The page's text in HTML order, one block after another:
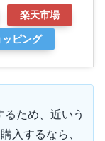
楽天市場
ピング
ため、近いう
入するなら、